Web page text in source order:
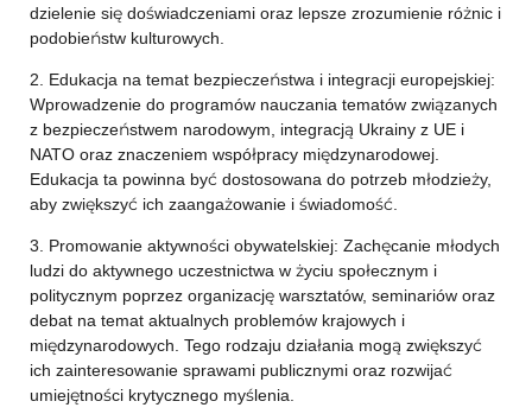
dzielenie się doświadczeniami oraz lepsze zrozumienie różnic i
podobieństw kulturowych.
2. Edukacja na temat bezpieczeństwa i integracji europejskiej:
Wprowadzenie do programów nauczania tematów związanych
z bezpieczeństwem narodowym, integracją Ukrainy z UE i
NATO oraz znaczeniem współpracy międzynarodowej.
Edukacja ta powinna być dostosowana do potrzeb młodzieży,
aby zwiększyć ich zaangażowanie i świadomość.
3. Promowanie aktywności obywatelskiej: Zachęcanie młodych
ludzi do aktywnego uczestnictwa w życiu społecznym i
politycznym poprzez organizację warsztatów, seminariów oraz
debat na temat aktualnych problemów krajowych i
międzynarodowych. Tego rodzaju działania mogą zwiększyć
ich zainteresowanie sprawami publicznymi oraz rozwijać
umiejętności krytycznego myślenia.